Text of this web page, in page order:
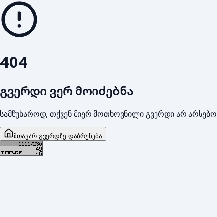
404
გვერდი ვერ მოიძებნა
სამწუხაროდ, თქვენ მიერ მოთხოვნილი გვერდი არ
მთავარ გვერდზე დაბრუნება